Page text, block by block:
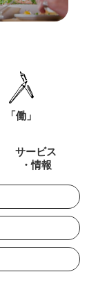
「働」
サービス
・情報